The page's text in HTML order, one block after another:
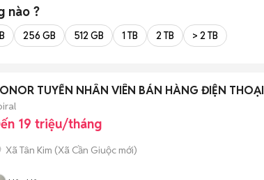
nào ?
256 GB 512 GB 1 TB 2 TB > 2 TB
TUYỂN NHÂN VIÊN BÁN HÀNG ĐIỆN THOẠI
19 triệu/tháng
Xã Tân Kim (Xã Cần Giuộc mới)